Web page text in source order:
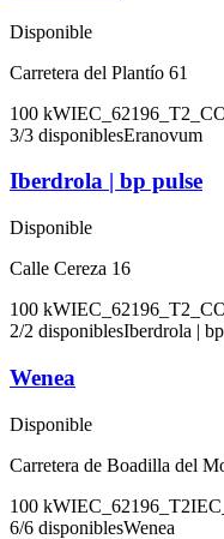
Disponible
Carretera del Plantío 61
100 kW
3/3 disponiblesEranovum
Iberdrola | bp pulse
Disponible
Calle Cereza 16
100 kW
2/2 disponiblesIberdrola |
Wenea
Disponible
Carretera de Boadilla del
100 kWIEC_62196_T2
6/6 disponiblesWenea